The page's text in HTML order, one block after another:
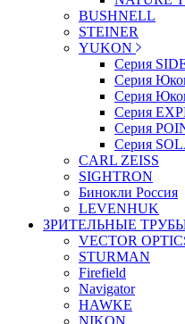
BUSHNELL
STEINER
YUKON
Серия
Серия
Серия
Серия
Серия
Серия
CARL ZEISS
SIGHTRON
Бинокли Россия
LEVENHUK
ЗРИТЕЛЬНЫЕ
VECTOR
STURMAN
Firefield
Navigator
HAWKE
NIKON